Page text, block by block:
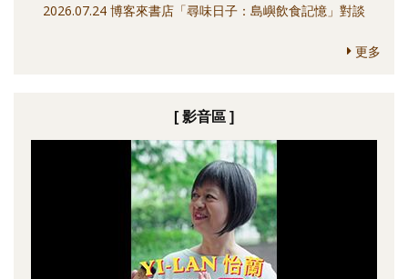
2026.07.24 博客來書店「尋味日子：島嶼飲食記憶」對談
更多
[ 影音區 ]